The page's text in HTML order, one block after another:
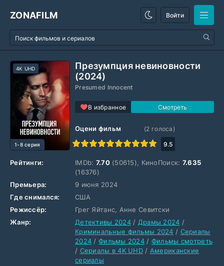
ZONAFILM Войти
Презумпция невиновности
(2024)
Presumed Innocent
В избранное
4K UHD
1-8 серия
Оцени фильм
1
2 3 6 7 8 9 10
(2 голоса)
9.5
Рейтинги: IMDb: 7.70(50615), КиноПоиск: 7.635
(16376)
Премьера:
9 июня 2024
Где снимался:
США
Режиссёр:
Грег Яйтанс, Анне Севитски
Жанр:
Детективы 2024/ Драмы 2024 /
Криминальные фильмы 2024 / Сериалы
2024 / Фильмы 2024 / Фильмы смотреть
/ Сериалы в 4K UHD / Американские
сериалы